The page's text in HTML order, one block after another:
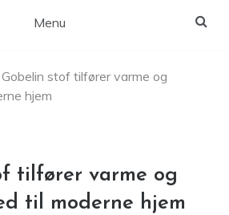
Menu
Gobelin stof tilfører varme og
hjem
tilfører varme og
til moderne hjem